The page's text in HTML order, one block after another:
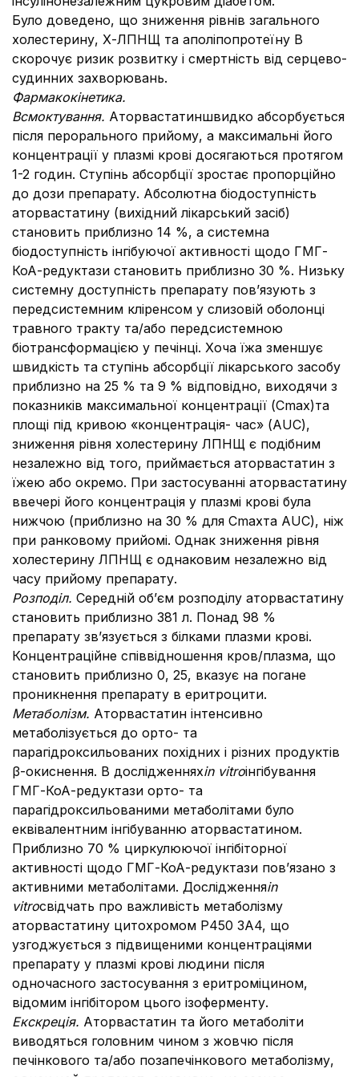
Було доведено, що зниження рівнів загального
холестерину, Х-ЛПНЩ та аполіпопротеїну В
скорочує ризик розвитку і смертність від серцево-
судинних захворювань.
Фармакокінетика.
Всмоктування. Аторвастатиншвидко абсорбується
після перорального прийому, а максимальні його
концентрації у плазмі крові досягаються протягом
1-2 годин. Ступінь абсорбції зростає пропорційно
до дози препарату. Абсолютна біодоступність
аторвастатину (вихідний лікарський засіб)
становить приблизно 14 %, а системна
біодоступність інгібуючої активності щодо ГМГ-
КоА-редуктази становить приблизно 30 %. Низьку
системну доступність препарату пов’язують з
передсистемним кліренсом у слизовій оболонці
травного тракту та/або передсистемною
біотрансформацією у печінці. Хоча їжа зменшує
швидкість та ступінь абсорбції лікарського засобу
приблизно на 25 % та 9 % відповідно, виходячи з
показників максимальної концентрації (Cmax)та
площі під кривою «концентрація- час» (AUC),
зниження рівня холестерину ЛПНЩ є подібним
незалежно від того, приймається аторвастатин з
їжею або окремо. При застосуванні аторвастатину
ввечері його концентрація у плазмі крові була
нижчою (приблизно на 30 % для Cmaxта AUC), ніж
при ранковому прийомі. Однак зниження рівня
холестерину ЛПНЩ є однаковим незалежно від
часу прийому препарату.
Розподіл. Середній об’єм розподілу аторвастатину
становить приблизно 381 л. Понад 98 %
препарату зв’язується з білками плазми крові.
Концентраційне співвідношення кров/плазма, що
становить приблизно 0, 25, вказує на погане
проникнення препарату в еритроцити.
Метаболізм. Аторвастатин інтенсивно
метаболізується до орто- та
парагідроксильованих похідних і різних продуктів
β-окиснення. В дослідженняхin vitroінгібування
ГМГ-КоА-редуктази орто- та
парагідроксильованими метаболітами було
еквівалентним інгібуванню аторвастатином.
Приблизно 70 % циркулюючої інгібіторної
активності щодо ГМГ-КоА-редуктази пов’язано з
активними метаболітами. Дослідженняin
vitroсвідчать про важливість метаболізму
аторвастатину цитохромом P450 3A4, що
узгоджується з підвищеними концентраціями
препарату у плазмі крові людини після
одночасного застосування з еритроміцином,
відомим інгібітором цього ізоферменту.
Екскреція. Аторвастатин та його метаболіти
виводяться головним чином з жовчю після
печінкового та/або позапечінкового метаболізму,